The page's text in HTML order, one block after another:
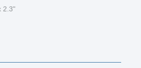
2.3"